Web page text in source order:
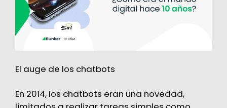
El auge de los chatbots
En 2014, los chatbots eran una novedad,